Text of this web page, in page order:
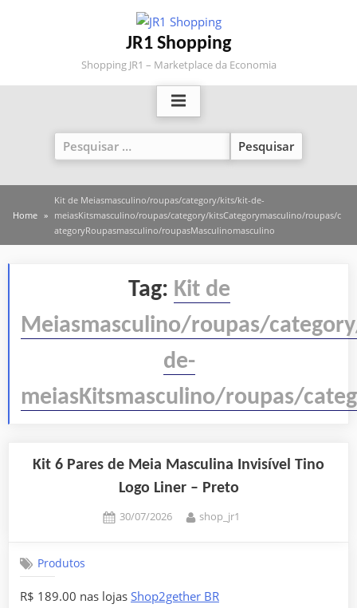
JR1 Shopping
Shopping JR1 – Marketplace da Economia
Pesquisar
por:
Home
Kit de Meiasmasculino/roupas/category/kits/kit-de-
meiasKitsmasculino/roupas/category/kitsCategorymasculino/roupas/c
ategoryRoupasmasculino/roupasMasculinomasculino
Tag: Kit de
Meiasmasculino/roupas/
de-
meiasKitsmasculino/roupas/
Kit 6 Pares de Meia Masculina Invisível Tino
Logo Liner – Preto
Posted
30/07/2026 By
shop_jr1
Produtos
R$ 189.00 nas lojas Shop2gether BR